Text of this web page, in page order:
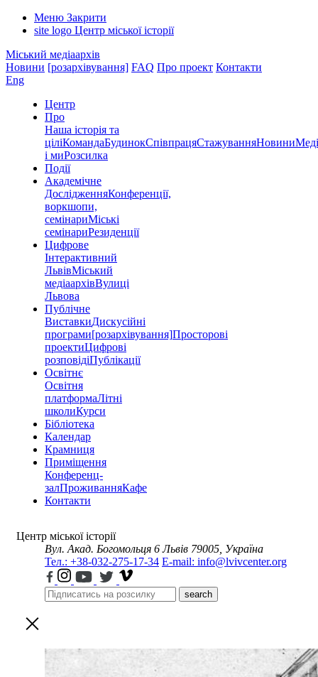
Меню Закрити
site logo Центр міської історії
Міський медіаархів
Новини [розархівування] FAQ Про проект Контакти
Eng
Центр
Про
Наша історія та
ціліКомандаБудинокСпівпрацяСтажуванняНовини
і миРозсилка
Події
Академічне
ДослідженняКонференції,
воркшопи,
семінариМіські
семінариРезиденції
Цифрове
Інтерактивний
ЛьвівМіський
медіаархівВулиці
Львова
Публічне
ВиставкиДискусійні
програми[розархівування]Просторові
проектиЦифрові
розповідіПублікації
Освітнє
Освітня
платформаЛітні
школиКурси
Бібліотека
Календар
Крамниця
Приміщення
Конференц-
залПроживанняКафе
Контакти
Центр міської історії
Вул. Акад. Богомольця 6 Львів 79005, Україна
Тел.: +38-032-275-17-34 E-mail: info@lvivcenter.org
search